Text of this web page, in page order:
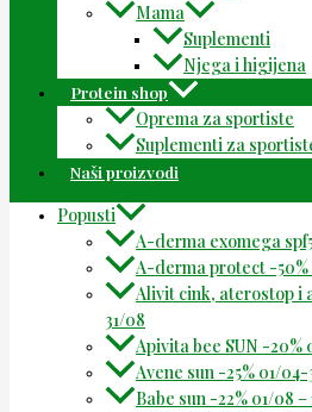
Mama
Suplementi
Njega i higijena
Protein shop
Oprema za sportiste
Suplementi za
Naši proizvodi
Popusti
A-derma exomega
A-derma protect -50%
Alivit cink, aterostop i
31/08
Apivita bee SUN -20%
Avene sun -25% 01/04-
Babe sun -22% 01/08 –